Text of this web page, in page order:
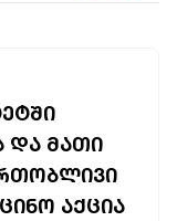
ᲓᲐ ᲛᲐᲗᲘ
ᲐᲥᲪᲘᲐ